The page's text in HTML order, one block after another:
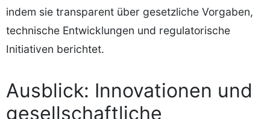
indem sie transparent über gesetzliche Vorgaben,
technische Entwicklungen und regulatorische
Initiativen berichtet.
Ausblick: Innovationen und
gesellschaftliche